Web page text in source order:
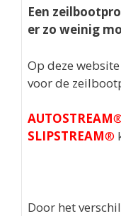
Een
er zo weinig
Op deze
voor de
AUTOSTREAM
SLIPSTREAM®
Door het